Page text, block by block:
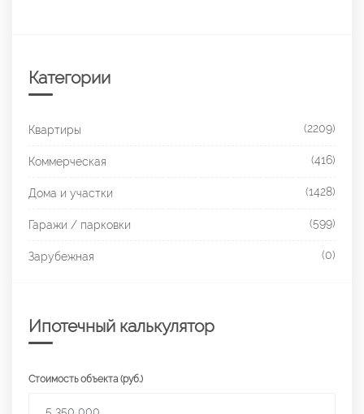
Категории
Квартиры (2209)
Коммерческая (416)
Дома и участки (1428)
Гаражи / парковки (599)
Зарубежная (0)
Ипотечный калькулятор
Стоимость объекта (руб.)